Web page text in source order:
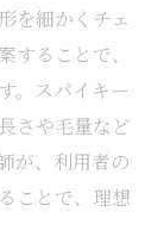
ドのアフ
を追求
フロ提案
ーポイント
を細かくチェ
することで、
。スパイキー
さや毛量など
が、利用者の
ことで、理想